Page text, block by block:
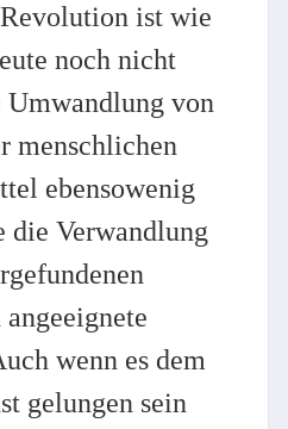
ist wie
noch nicht
von
menschlichen
ebensowenig
die Verwandlung
wenn es dem
gelungen sein